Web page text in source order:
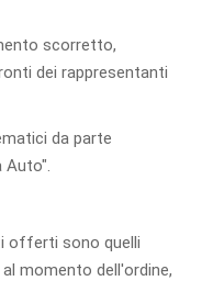
scorretto,
dei rappresentanti
da parte
Auto".
offerti sono quelli
momento dell'ordine,